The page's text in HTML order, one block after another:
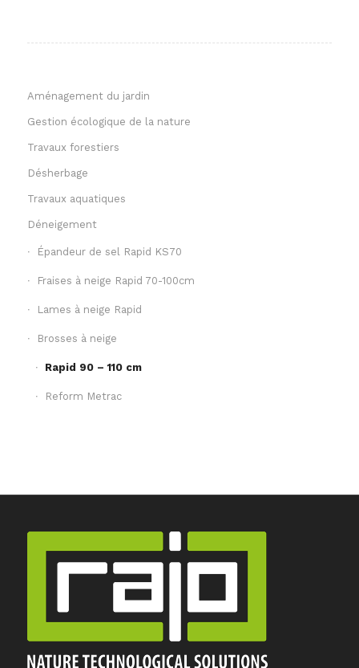
Aménagement du jardin
Gestion écologique de la nature
Travaux forestiers
Désherbage
Travaux aquatiques
Déneigement
Épandeur de sel Rapid KS70
Fraises à neige Rapid 70-100cm
Lames à neige Rapid
Brosses à neige
Rapid 90 – 110 cm
Reform Metrac